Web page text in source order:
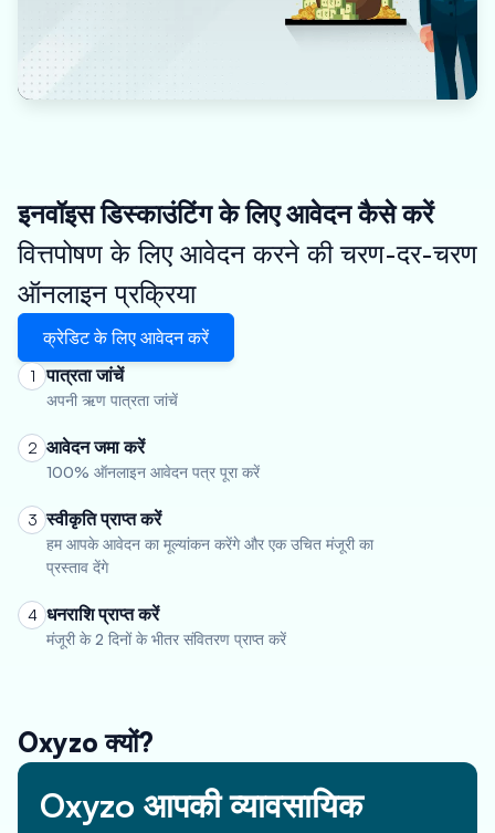
इनवॉइस डिस्काउंटिंग के लिए आवेदन कैसे करें
वित्तपोषण के लिए आवेदन करने की चरण-दर-चरण
ऑनलाइन प्रक्रिया
क्रेडिट के लिए आवेदन करें
1 पात्रता जांचें
अपनी ऋण पात्रता जांचें
2 आवेदन जमा करें
100% ऑनलाइन आवेदन पत्र पूरा करें
3 स्वीकृति प्राप्त करें
हम आपके आवेदन का मूल्यांकन करेंगे और एक उचित मंजूरी का
प्रस्ताव देंगे
4 धनराशि प्राप्त करें
मंजूरी के 2 दिनों के भीतर संवितरण प्राप्त करें
Oxyzo क्यों?
Oxyzo आपकी व्यावसायिक